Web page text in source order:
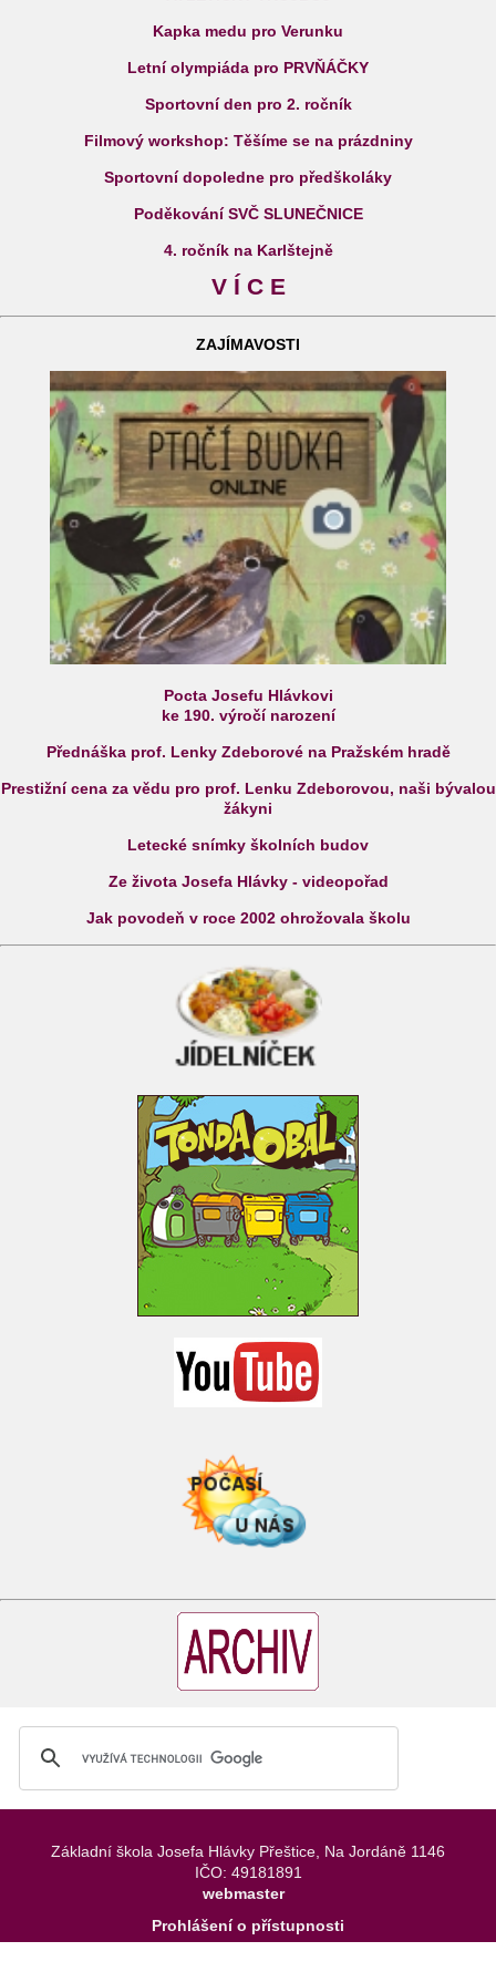
Kapka medu pro Verunku
Letní olympiáda pro PRVŇÁČKY
Sportovní den pro 2. ročník
Filmový workshop: Těšíme se na prázdniny
Sportovní dopoledne pro předškoláky
Poděkování SVČ SLUNEČNICE
4. ročník na Karlštejně
V Í C E
ZAJÍMAVOSTI
Pocta Josefu Hlávkovi
ke 190. výročí narození
Přednáška prof. Lenky Zdeborové na Pražském hradě
Prestižní cena za vědu pro prof. Lenku Zdeborovou, naši bývalou
žákyni
Letecké snímky školních budov
Ze života Josefa Hlávky - videopořad
Jak povodeň v roce 2002 ohrožovala školu
Základní škola Josefa Hlávky Přeštice, Na Jordáně 1146
IČO: 49181891
webmaster
Prohlášení o přístupnosti